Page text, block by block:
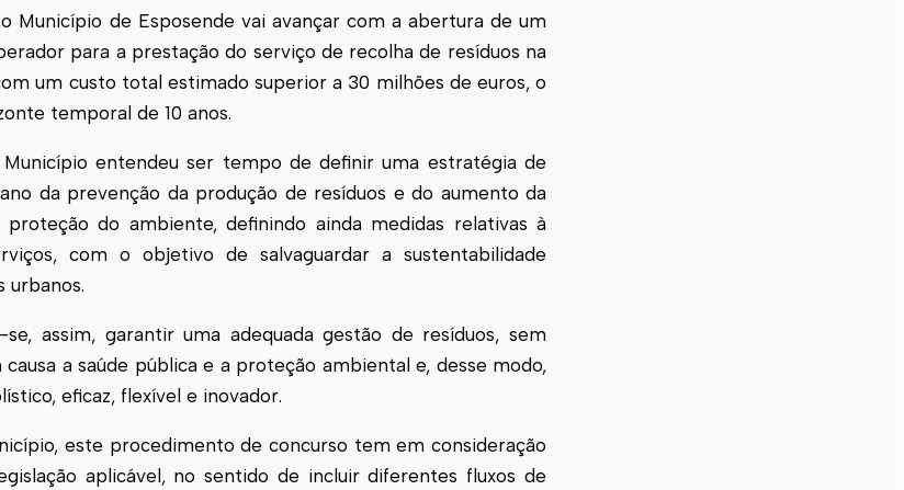
Município de Esposende vai avançar com a abertura de um
para a prestação do serviço de recolha de resíduos na
um custo total estimado superior a 30 milhões de euros, o
temporal de 10 anos.
entendeu ser tempo de definir uma estratégia de
da prevenção da produção de resíduos e do aumento da
do ambiente, definindo ainda medidas relativas à
com o objetivo de salvaguardar a sustentabilidade
urbanos.
assim, garantir uma adequada gestão de resíduos, sem
a saúde pública e a proteção ambiental e, desse modo,
eficaz, flexível e inovador.
este procedimento de concurso tem em consideração
aplicável, no sentido de incluir diferentes fluxos de